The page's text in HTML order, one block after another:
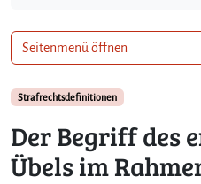
Strafrechtsdefinitionen
Der Begriff des
Übels im
Seitenmenü öffnen